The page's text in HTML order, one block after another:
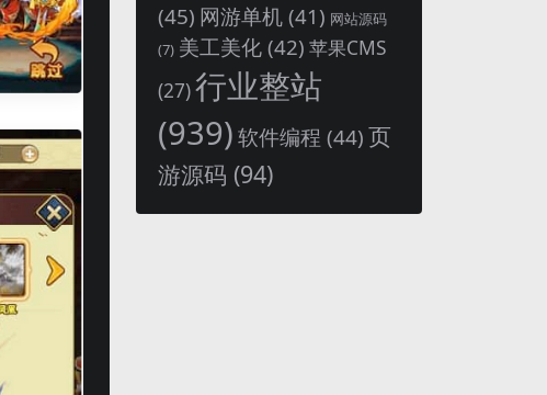
(45) 网游单机 (41) 网站源码
(7) 美工美化 (42) 苹果CMS
(27)行业整站
(939)软件编程 (44)页
游源码 (94)